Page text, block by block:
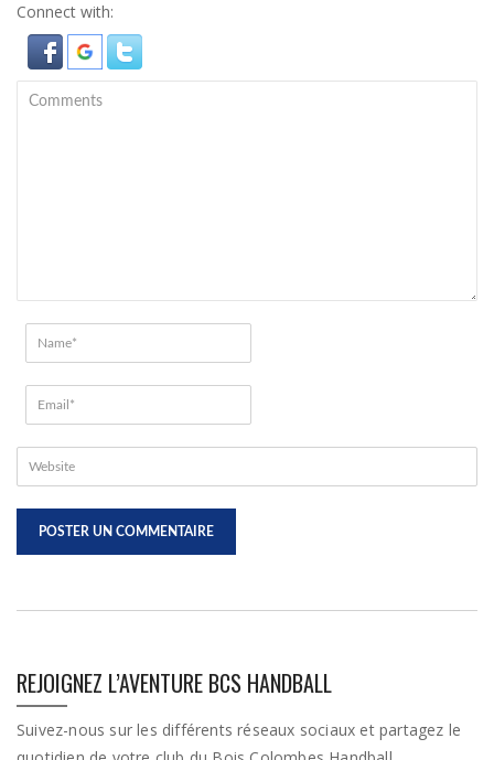
Connect with:
REJOIGNEZ L’AVENTURE BCS HANDBALL
Suivez-nous sur les différents réseaux sociaux et partagez le